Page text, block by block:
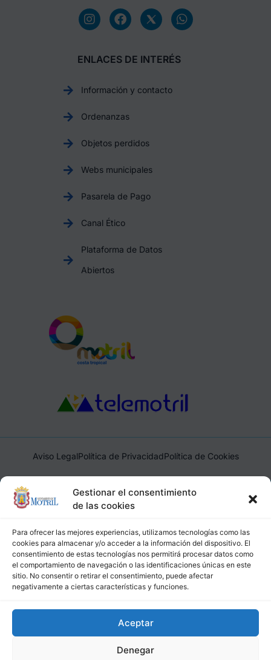
Gestionar el consentimiento
de las cookies
Para ofrecer las mejores experiencias, utilizamos tecnologías como las
cookies para almacenar y/o acceder a la información del dispositivo. El
consentimiento de estas tecnologías nos permitirá procesar datos como
el comportamiento de navegación o las identificaciones únicas en este
sitio. No consentir o retirar el consentimiento, puede afectar
negativamente a ciertas características y funciones.
Aceptar
Denegar
ENLACES DE INTERÉS
Información y contacto
Ordenanzas
Objetos perdidos
Webs municipales
Pasarela de Pago
Canal Ético
Plataforma de Datos
Abiertos
Aviso LegalPolítica de PrivacidadPolítica de Cookies
Ayuntamiento de Motril, Plaza de España, 1, 18600, Motril,
(Granada), CIF: P1814200J, DIR3: L01181400